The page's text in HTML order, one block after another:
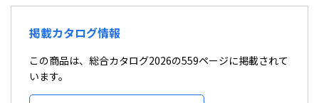
掲載カタログ情報
この商品は、総合カタログ2026の559ページに掲載されて
います。